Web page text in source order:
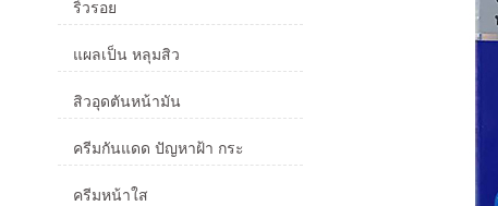
ริ้วรอย
แผลเป็น หลุมสิว
สิวอุดตันหน้ามัน
ครีมกันแดด ปัญหาฝ้า กระ
ครีมหน้าใส